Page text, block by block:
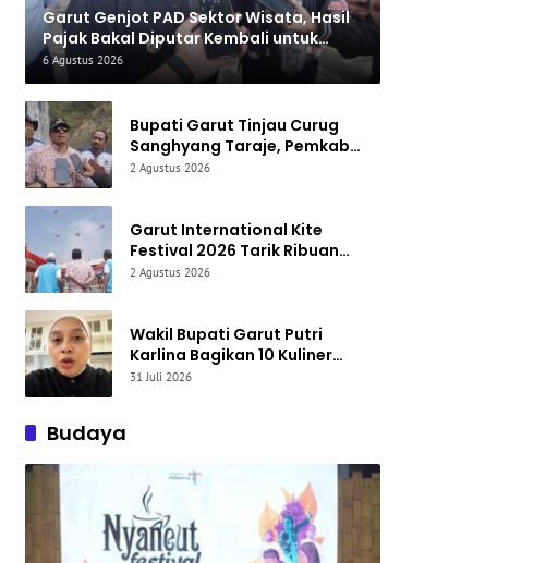
Garut Genjot PAD Sektor Wisata, Hasil
Pajak Bakal Diputar Kembali untuk
Perbaiki Akses Jalan
6 Agustus 2026
Bupati Garut Tinjau Curug
Sanghyang Taraje, Pemkab
Siapkan Penguatan
2 Agustus 2026
Garut International Kite
Festival 2026 Tarik Ribuan
Pengunjung, Bupati Syakur:
2 Agustus 2026
Wakil Bupati Garut Putri
Karlina Bagikan 10 Kuliner
Favorit, dari Yamin Manis
31 Juli 2026
Budaya